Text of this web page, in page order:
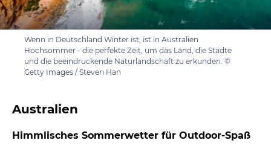
Wenn in Deutschland Winter ist, ist in Australien
Hochsommer - die perfekte Zeit, um das Land, die Städte
und die beeindruckende Naturlandschaft zu erkunden. ©
Getty Images / Steven Han
Australien
Himmlisches Sommerwetter für Outdoor-Spaß